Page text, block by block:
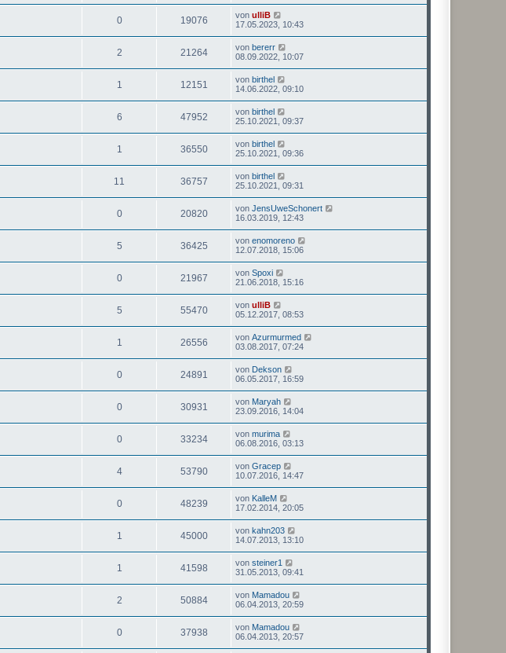
0 19076 von ulliB
17.05.2023, 10:43
2 21264 von bererr
08.09.2022, 10:07
1 12151 von birthel
14.06.2022, 09:10
6 47952 von birthel
25.10.2021, 09:37
1 36550 von birthel
25.10.2021, 09:36
11 36757 von birthel
25.10.2021, 09:31
0 20820 von JensUweSchonert
16.03.2019, 12:43
5 36425 von enomoreno
12.07.2018, 15:06
0 21967 von Spoxi
21.06.2018, 15:16
5 55470 von ulliB
05.12.2017, 08:53
1 26556 von Azurmurmed
03.08.2017, 07:24
0 24891 von Dekson
06.05.2017, 16:59
0 30931 von Maryah
23.09.2016, 14:04
0 33234 von murima
06.08.2016, 03:13
4 53790 von Gracep
10.07.2016, 14:47
0 48239 von KalleM
17.02.2014, 20:05
1 45000 von kahn203
14.07.2013, 13:10
1 41598 von steiner1
31.05.2013, 09:41
2 50884 von Mamadou
06.04.2013, 20:59
0 37938 von Mamadou
06.04.2013, 20:57